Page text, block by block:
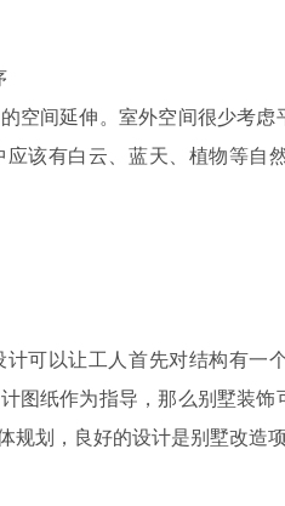
空间延伸。室外空间很少考虑
该有白云、蓝天、植物等自
可以让工人首先对结构有一
图纸作为指导，那么别墅装
划，良好的设计是别墅改造项